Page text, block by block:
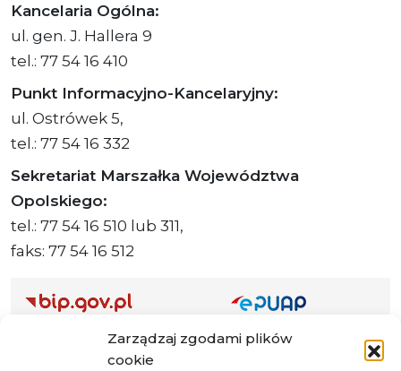
Zarządzaj zgodami plików
cookie
Kancelaria Ogólna:
ul. gen. J. Hallera 9
tel.: 77 54 16 410
Punkt Informacyjno-Kancelaryjny:
ul. Ostrówek 5,
tel.: 77 54 16 332
Sekretariat Marszałka Województwa
Opolskiego:
tel.: 77 54 16 510 lub 311,
faks: 77 54 16 512
Adres ePUAP Urzędu: /q877fxtk55/SkrytkaESP
Adres do e-Doręczeń